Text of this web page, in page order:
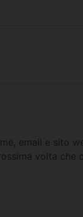
email e sito
volta che